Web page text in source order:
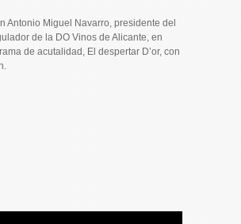
Antonio Miguel Navarro, presidente del
de la DO Vinos de Alicante, en
de acutalidad, El despertar D’or, con